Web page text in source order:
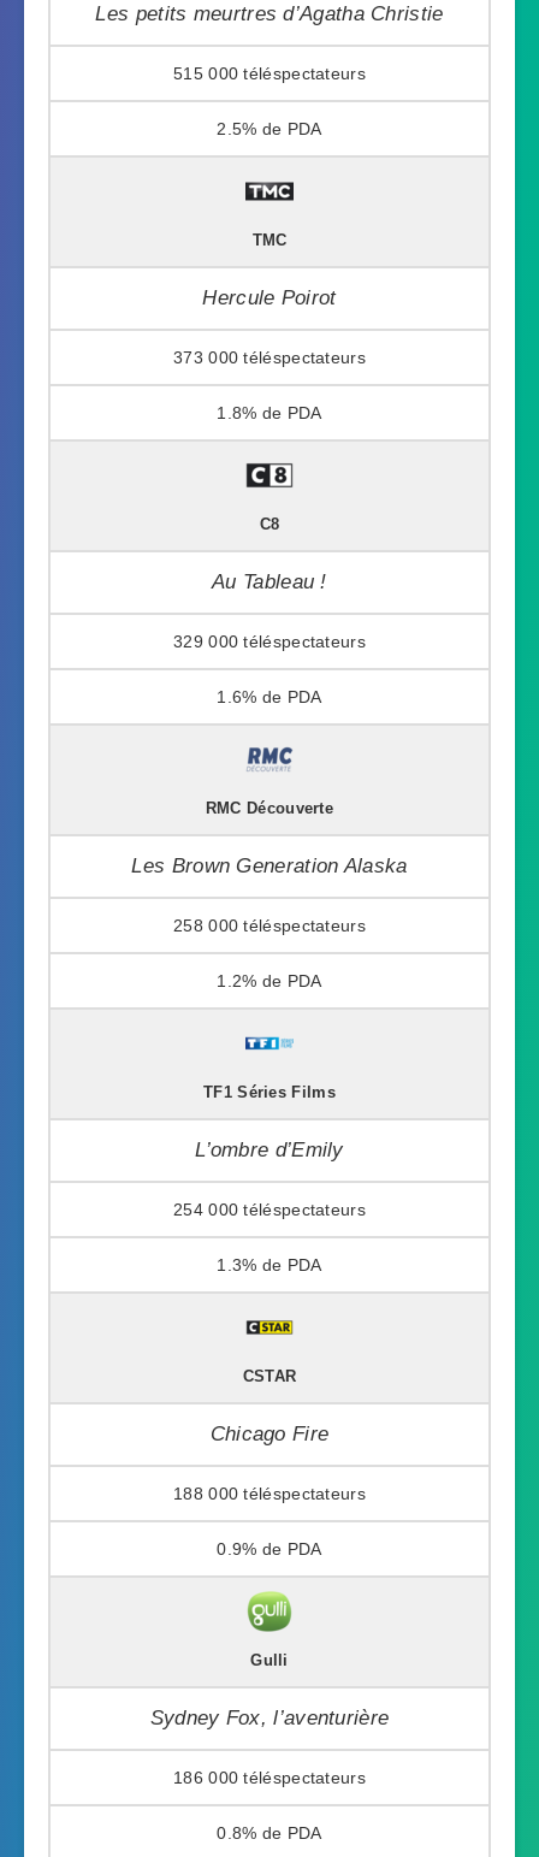
Les petits meurtres d’Agatha Christie
515 000
2.5%
TMC
Hercule Poirot
373 000
1.8%
C8
Au Tableau !
329 000
1.6%
RMC Découverte
Les Brown Generation Alaska
258 000
1.2%
TF1 Séries Films
L’ombre d’Emily
254 000
1.3%
CSTAR
Chicago Fire
188 000
0.9%
Gulli
Sydney Fox, l’aventurière
186 000
0.8%